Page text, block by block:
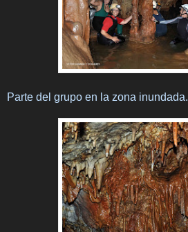
Parte del grupo en la zona inundada.